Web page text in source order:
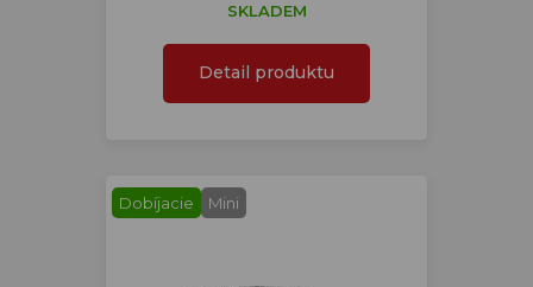
SKLADEM
Detail produktu
Dobíjacie Mini